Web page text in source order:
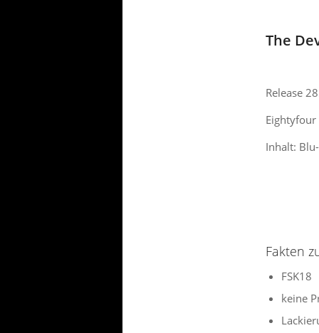
The
Release
Inhalt:
Fakten
FSK18
keine